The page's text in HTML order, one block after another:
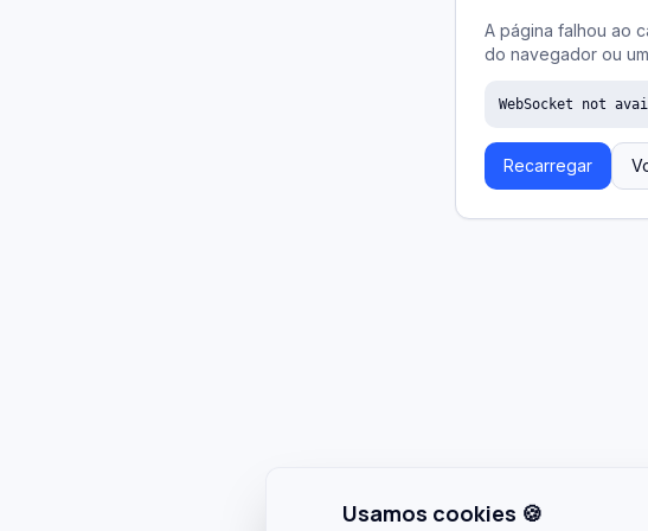
A página falhou ao
do navegador ou
WebSocket not
Recarregar
Usamos cookies 🍪